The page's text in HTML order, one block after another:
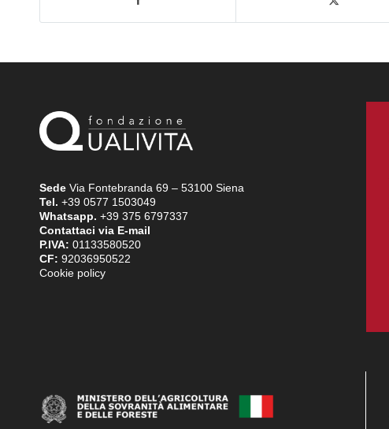
Sede Via Fontebranda 69 – 53100 Siena
Tel. +39 0577 1503049
Whatsapp. +39 375 6797337
Contattaci via E-mail
P.IVA: 01133580520
CF: 92036950522
Cookie policy